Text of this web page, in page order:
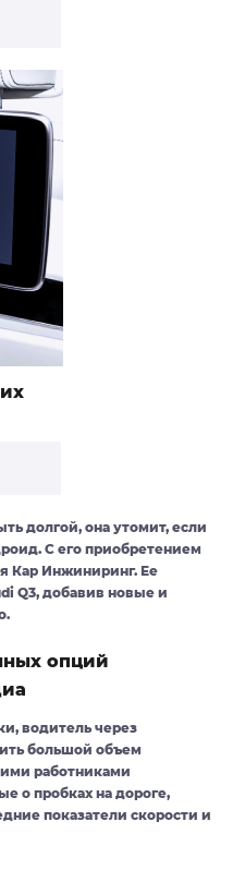
долгой, она утомит, если
С его приобретением
Кар Инжиниринг. Ее
Q3, добавив новые и
опций
водитель через
большой объем
работниками
о пробках на дороге,
показатели скорости и